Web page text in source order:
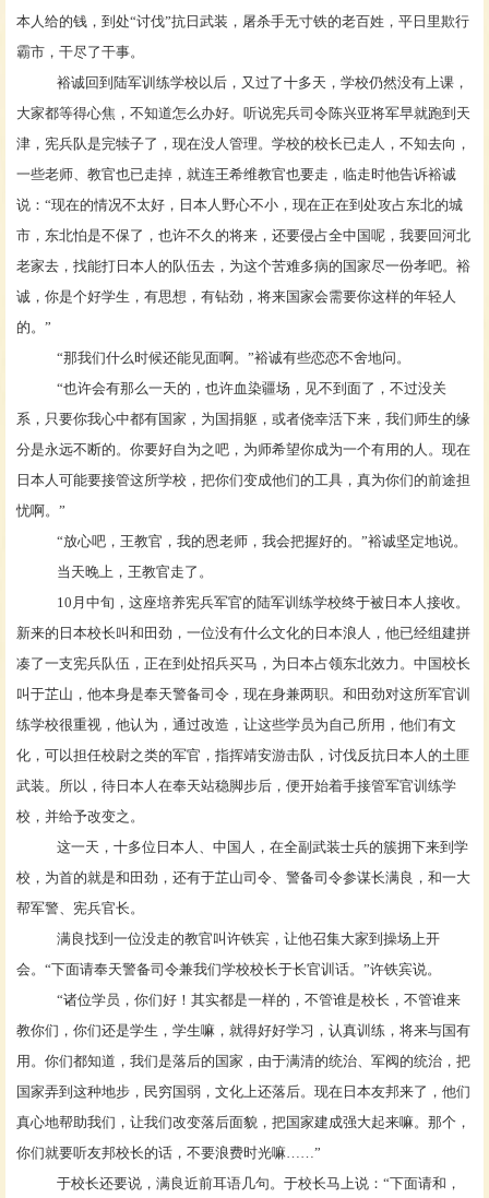
本人给的钱，到处“讨伐”抗日武装，屠杀手无寸铁的老百姓，平日里欺行
霸市，干尽了干事。
裕诚回到陆军训练学校以后，又过了十多天，学校仍然没有上课，
大家都等得心焦，不知道怎么办好。听说宪兵司令陈兴亚将军早就跑到天
津，宪兵队是完犊子了，现在没人管理。学校的校长已走人，不知去向，
一些老师、教官也已走掉，就连王希维教官也要走，临走时他告诉裕诚
说： “现在的情况不太好，日本人野心不小，现在正在到处攻占东北的城
市，东北怕是不保了，也许不久的将来，还要侵占全中国呢，我要回河北
老家去，找能打日本人的队伍去，为这个苦难多病的国家尽一份孝吧。裕
诚，你是个好学生，有思想，有钻劲，将来国家会需要你这样的年轻人
的。”
“那我们什么时候还能见面啊。”裕诚有些恋恋不舍地问。
“也许会有那么一天的，也许血染疆场，见不到面了，不过没关
系，只要你我心中都有国家，为国捐躯，或者侥幸活下来，我们师生的缘
分是永远不断的。你要好自为之吧，为师希望你成为一个有用的人。现在
日本人可能要接管这所学校，把你们变成他们的工具，真为你们的前途担
忧啊。”
“放心吧，王教官，我的恩老师，我会把握好的。”裕诚坚定地说。
当天晚上，王教官走了。
10月中旬，这座培养宪兵军官的陆军训练学校终于被日本人接收。
新来的日本校长叫和田劲，一位没有什么文化的日本浪人，他已经组建拼
凑了一支宪兵队伍，正在到处招兵买马，为日本占领东北效力。中国校长
叫于芷山，他本身是奉天警备司令，现在身兼两职。和田劲对这所军官训
练学校很重视，他认为，通过改造，让这些学员为自己所用，他们有文
化，可以担任校尉之类的军官，指挥靖安游击队，讨伐反抗日本人的土匪
武装。所以，待日本人在奉天站稳脚步后，便开始着手接管军官训练学
校，并给予改变之。
这一天，十多位日本人、中国人，在全副武装士兵的簇拥下来到学
校，为首的就是和田劲，还有于芷山司令、警备司令参谋长满良，和一大
帮军警、宪兵官长。
满良找到一位没走的教官叫许铁宾，让他召集大家到操场上开
会。 “下面请奉天警备司令兼我们学校校长于长官训话。”许铁宾说。
“诸位学员，你们好！其实都是一样的，不管谁是校长，不管谁来
教你们，你们还是学生，学生嘛，就得好好学习，认真训练，将来与国有
用。你们都知道，我们是落后的国家，由于满清的统治、军阀的统治，把
国家弄到这种地步，民穷国弱，文化上还落后。现在日本友邦来了，他们
真心地帮助我们，让我们改变落后面貌，把国家建成强大起来嘛。那个，
你们就要听友邦校长的话，不要浪费时光嘛……”
于校长还要说，满良近前耳语几句。于校长马上说：“下面请和，